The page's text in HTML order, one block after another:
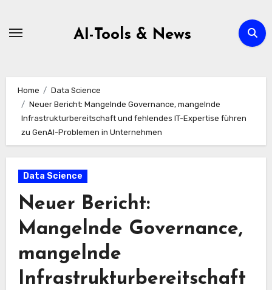
AI-Tools & News
Home
Data Science
Neuer Bericht: Mangelnde Governance, mangelnde
Infrastrukturbereitschaft und fehlendes IT-Expertise führen
zu GenAI-Problemen in Unternehmen
Data Science
Neuer Bericht:
Mangelnde Governance,
mangelnde
Infrastrukturbereitschaft